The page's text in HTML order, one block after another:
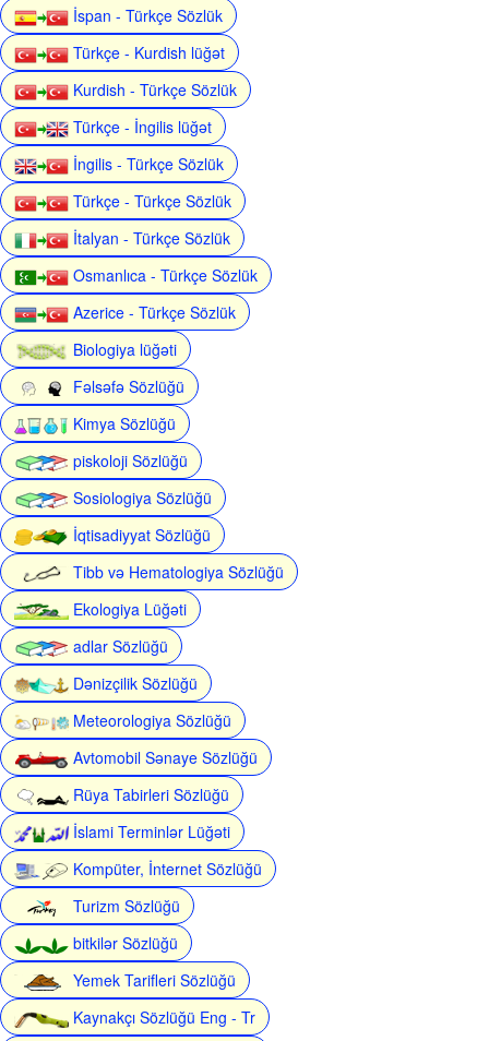
İspan - Türkçe Sözlük
Türkçe - Kurdish lüğət
Kurdish - Türkçe Sözlük
Türkçe - İngilis lüğət
İngilis - Türkçe Sözlük
Türkçe - Türkçe Sözlük
İtalyan - Türkçe Sözlük
Osmanlıca - Türkçe Sözlük
Azerice - Türkçe Sözlük
Biologiya lüğəti
Fəlsəfə Sözlüğü
Kimya Sözlüğü
piskoloji Sözlüğü
Sosiologiya Sözlüğü
İqtisadiyyat Sözlüğü
Tibb və Hematologiya Sözlüğü
Ekologiya Lüğəti
adlar Sözlüğü
Dənizçilik Sözlüğü
Meteorologiya Sözlüğü
Avtomobil Sənaye Sözlüğü
Rüya Tabirleri Sözlüğü
İslami Terminlər Lüğəti
Kompüter, İnternet Sözlüğü
Turizm Sözlüğü
bitkilər Sözlüğü
Yemek Tarifleri Sözlüğü
Kaynakçı Sözlüğü Eng - Tr